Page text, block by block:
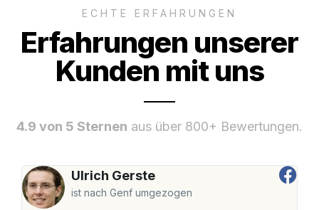
ECHTE ERFAHRUNGEN
Erfahrungen unserer
Kunden mit uns
4.9 von 5 Sternen aus über 800+ Bewertungen.
Ulrich Gerste
ist nach Genf umgezogen